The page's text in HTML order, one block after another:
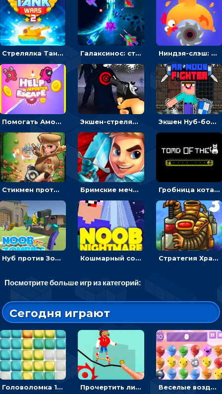
Стрелялка Танковые войны: бить по танку врага, чтобы уничтожить зло Галаксинос: стрелялка в космосе по врагам Ниндзя-слэш: запускай оружие по целям и становись мастером сюрикенов
Помогать Амонг Ас бежать из комнаты через преграды - приключения Экшен-стрелялка по зомби: целиться и попадать в бегущих монстров Экшен Нуб-боец: прыгать через препятствия или бить врагов мечом
Стикмен против Зомби: стрелять в зомби и развивать воина Бримские мечи: бежать через преграды, бить врагов и собирать монеты Гробница кота: искать выход в лабиринте, собирая золото
Нуб против Зомби: направлять линию на врага и бить молотом Кошмарный сон Нуба: балансируй, чтобы выжить Стратегия Хранители рощи: расставлять монстров, чтобы охранять камни от врагов
Посмотрите больше игр из категорий:
Сегодня играют
Головоломка 10х10 Прочертить линию, чтобы проехать на скейте, через преграды к финишу - для мальчиков Веселые воздушные шары: соедини одноцветные в линию